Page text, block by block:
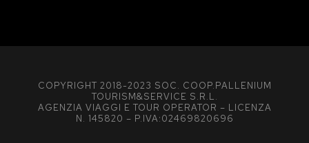
COPYRIGHT 2018-2023 SOC. COOP.PALLENIUM
TOURISM&SERVICE S.R.L.
AGENZIA VIAGGI E TOUR OPERATOR – LICENZA
N. 145820 – P.IVA:02469820696